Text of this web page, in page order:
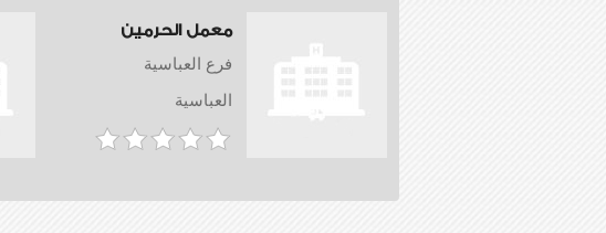
معمل الحرمين
فرع العباسية
العباسية